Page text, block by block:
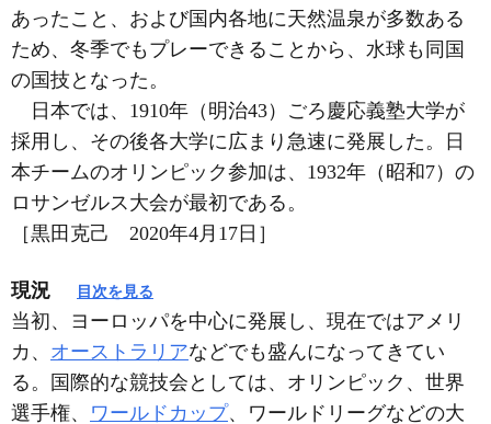
あったこと、および国内各地に天然温泉が多数ある
ため、冬季でもプレーできることから、水球も同国
の国技となった。
日本では、1910年（明治43）ごろ慶応義塾大学が
採用し、その後各大学に広まり急速に発展した。日
本チームのオリンピック参加は、1932年（昭和7）の
ロサンゼルス大会が最初である。
［黒田克己 2020年4月17日］
現況 目次を見る
当初、ヨーロッパを中心に発展し、現在ではアメリ
カ、 オーストラリアなどでも盛んになってきてい
る。国際的な競技会としては、オリンピック、世界
選手権、 ワールドカップ、ワールドリーグなどの大